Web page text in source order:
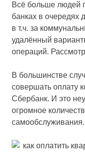
Всё больше людей
банках в очередях
в т.ч. за
удалённый
операций.
В большинстве
совершать оплату
Сбербанк. И это
огромное
самообслуживания.